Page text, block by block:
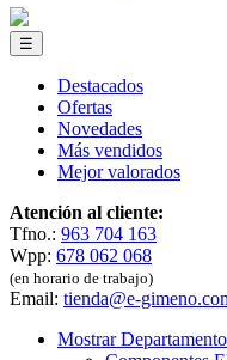
☰
Destacados
Ofertas
Novedades
Más vendidos
Mejor valorados
Atención al cliente:
Tfno.: 963 704 163
Wpp: 678 062 068
(en horario de trabajo)
Email: tienda@e-
Mostrar